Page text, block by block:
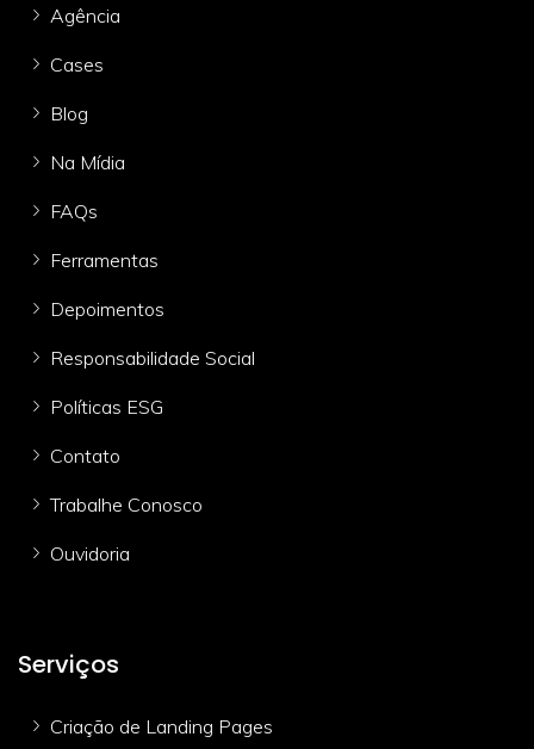
Agência
Cases
Blog
Na Mídia
FAQs
Ferramentas
Depoimentos
Responsabilidade Social
Políticas ESG
Contato
Trabalhe Conosco
Ouvidoria
Serviços
Criação de Landing Pages